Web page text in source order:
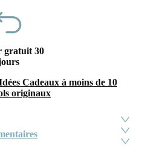
gratuit 30
Cadeaux à moins de 10
originaux